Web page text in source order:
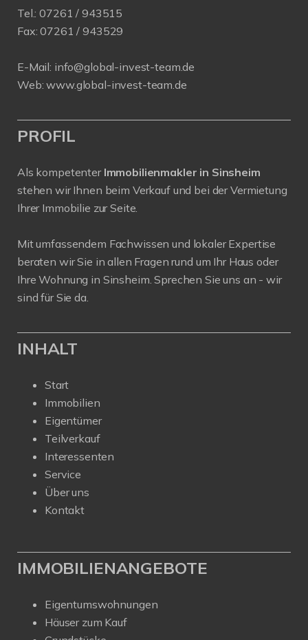
Tel.:07261 / 943515
Fax: 07261 / 943529
E-Mail: info@global-invest-team.de
Web:www.global-invest-team.de
PROFIL
Als kompetenter Immobilienmakler in Sinsheim
stehen wir Ihnen beim Verkauf und bei der Vermietung
Ihrer Immobilie zur Seite.
Mit umfassendem Fachwissen und lokaler Expertise
beraten wir Sie in allen Fragen rund um Ihr Haus oder
Ihre Wohnung in Sinsheim. Sprechen Sie uns an - wir
sind für Sie da.
INHALT
Start
Immobilien
Eigentümer
Teilverkauf
Interessenten
Service
Über uns
Kontakt
IMMOBILIENANGEBOTE
Eigentumswohnungen
Häuser zum Kauf